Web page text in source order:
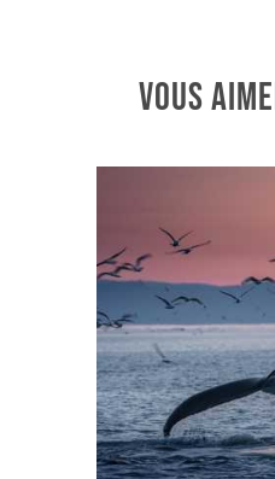
VOUS